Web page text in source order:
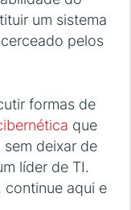
um sistema
pelos
formas de
que
sem deixar de
líder de TI.
continue aqui e